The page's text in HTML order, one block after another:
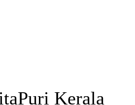
Kerala